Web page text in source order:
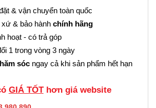
& vận chuyển toàn quốc
& bảo hành chính hãng
hoạt - có trả góp
1 trong vòng 3 ngày
sóc ngay cả khi sản phẩm hết hạn
GIÁ TỐThơn giá website